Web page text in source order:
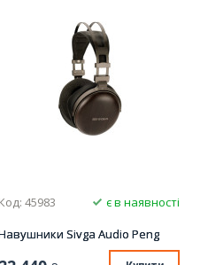
Код: 45983
є в наявності
Sivga Audio Peng